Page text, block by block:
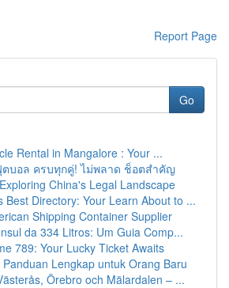
Report Page
Go
Rental in Mangalore : Your ...
บอล ครบทุกคู่! ไม่พลาด ช็อตสำคัญ
China's Legal Landscape
Best Directory: Your Learn About to ...
Shipping Container Supplier
da 334 Litros: Um Guia Comp...
789: Your Lucky Ticket Awaits
Lengkap untuk Orang Baru
Örebro och Mälardalen – ...